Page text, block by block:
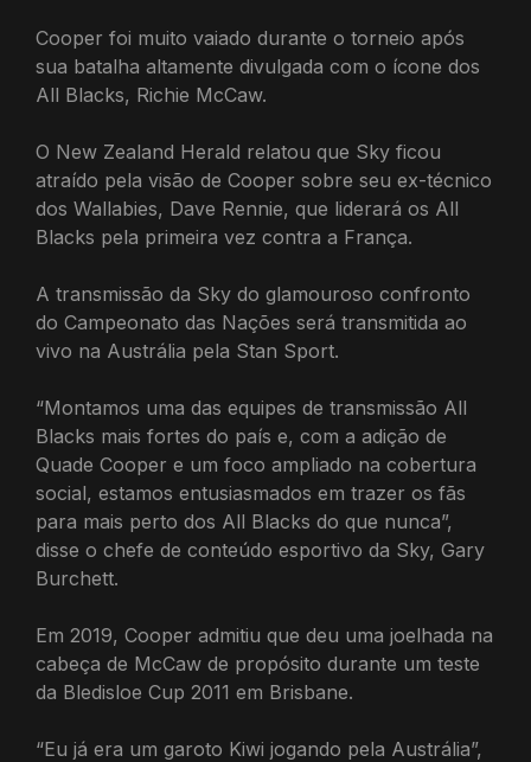
Cooper foi muito vaiado durante o torneio após
sua batalha altamente divulgada com o ícone dos
All Blacks, Richie McCaw.
O New Zealand Herald relatou que Sky ficou
atraído pela visão de Cooper sobre seu ex-técnico
dos Wallabies, Dave Rennie, que liderará os All
Blacks pela primeira vez contra a França.
A transmissão da Sky do glamouroso confronto
do Campeonato das Nações será transmitida ao
vivo na Austrália pela Stan Sport.
“Montamos uma das equipes de transmissão All
Blacks mais fortes do país e, com a adição de
Quade Cooper e um foco ampliado na cobertura
social, estamos entusiasmados em trazer os fãs
para mais perto dos All Blacks do que nunca”,
disse o chefe de conteúdo esportivo da Sky, Gary
Burchett.
Em 2019, Cooper admitiu que deu uma joelhada na
cabeça de McCaw de propósito durante um teste
da Bledisloe Cup 2011 em Brisbane.
“Eu já era um garoto Kiwi jogando pela Austrália”,